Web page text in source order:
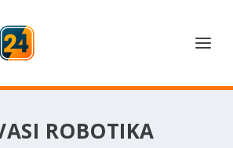
ROBOTIKA